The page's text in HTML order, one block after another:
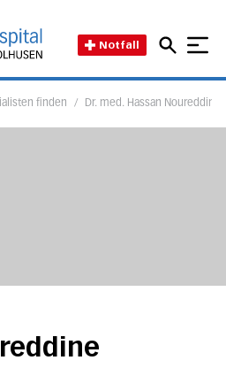
Notfall
finden / Dr. med. Hassan Noureddine